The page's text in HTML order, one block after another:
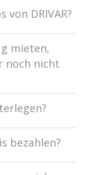
von DRIVAR?
mieten,
noch nicht
bezahlen?